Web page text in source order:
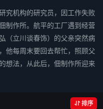
究机构的研究员，因工作失败
制作所。航平的工厂遇到经营
（立川谈春饰）的父亲突然病
他每周末要回去帮忙，照顾父
想法，从此后，佃制作所迎来
排序